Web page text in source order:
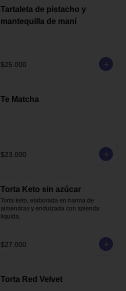
Tartaleta de pistacho y
mantequilla de maní
$25.000
Te Matcha
$23.000
Torta Keto sin azúcar
Torta keto, elaborada en harina de
almendras y endulzada con splenda
liquida.
$27.000
Torta Red Velvet